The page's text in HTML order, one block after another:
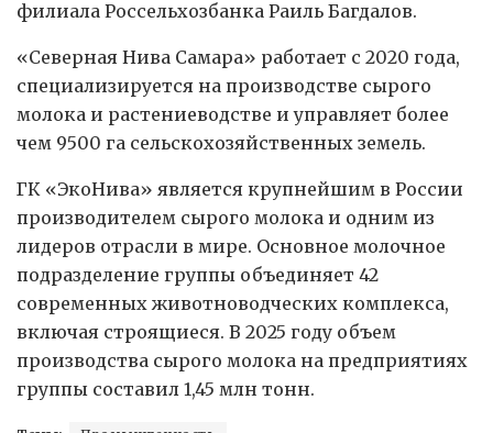
филиала Россельхозбанка Раиль Багдалов.
«Северная Нива Самара» работает с 2020 года,
специализируется на производстве сырого
молока и растениеводстве и управляет более
чем 9500 га сельскохозяйственных земель.
ГК «ЭкоНива» является крупнейшим в России
производителем сырого молока и одним из
лидеров отрасли в мире. Основное молочное
подразделение группы объединяет 42
современных животноводческих комплекса,
включая строящиеся. В 2025 году объем
производства сырого молока на предприятиях
группы составил 1,45 млн тонн.